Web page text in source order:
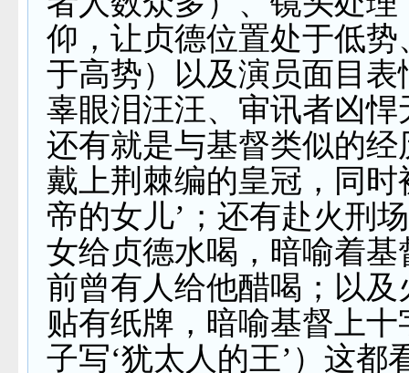
仰，让贞德位置处于低势
于高势）以及演员面目表
辜眼泪汪汪、审讯者凶悍
还有就是与基督类似的经
戴上荆棘编的皇冠，同时
帝的女儿’；还有赴火刑
女给贞德水喝，暗喻着基
前曾有人给他醋喝；以及
贴有纸牌，暗喻基督上
子写‘犹太人的王’）这都